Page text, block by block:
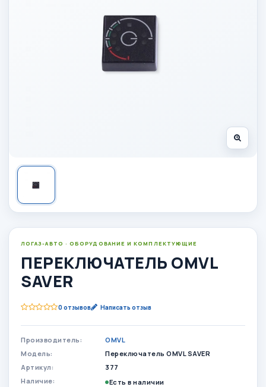
ЛОГАЗ-АВТО · ОБОРУДОВАНИЕ И КОМПЛЕКТУЮЩИЕ
ПЕРЕКЛЮЧАТЕЛЬ OMVL
SAVER
0 отзывов Написать отзыв
Производитель:
OMVL
Модель:
Переключатель OMVL SAVER
Артикул:
377
Наличие:
Есть в наличии